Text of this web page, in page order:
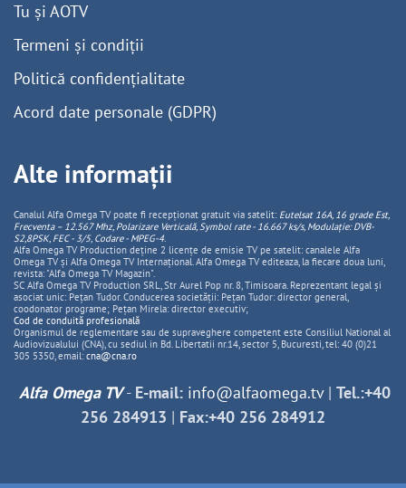
Tu și AOTV
Termeni și condiții
Politică confidențialitate
Acord date personale (GDPR)
Alte informații
Canalul Alfa Omega TV poate fi recepționat gratuit via satelit: Eutelsat 16A, 16 grade Est,
Frecventa – 12.567 Mhz, PolarizareVerticală, Symbol rate - 16.667 ks/s, Modulație: DVB-
S2,8PSK, FEC - 3/5, Codare - MPEG-4.
Alfa Omega TV Production deține 2 licențe de emisie TV pe satelit: canalele Alfa
Omega TV și Alfa Omega TV Internațional. Alfa Omega TV editeaza, la fiecare doua luni,
revista: "Alfa Omega TV Magazin".
SC Alfa Omega TV Production SRL, Str Aurel Pop nr. 8, Timisoara. Reprezentant legal și
asociat unic: Pețan Tudor. Conducerea societății: Pețan Tudor: director general,
coodonator programe; Pețan Mirela: director executiv;
Cod de conduită profesională
Organismul de reglementare sau de supraveghere competent este Consiliul National al
Audiovizualului (CNA), cu sediul in Bd. Libertatii nr.14, sector 5, Bucuresti, tel: 40 (0)21
305 5350, email: cna@cna.ro
Alfa Omega TV- E-mail: info@alfaomega.tv| Tel.:+40
256 284913 | Fax:+40 256 284912